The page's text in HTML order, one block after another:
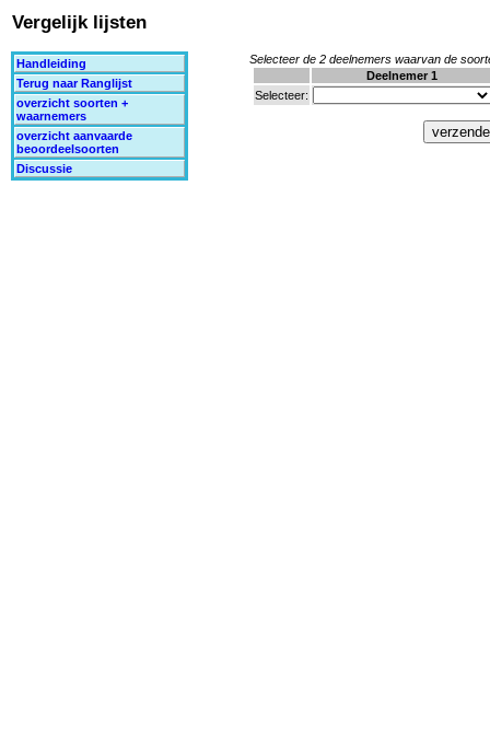
Vergelijk lijsten
Handleiding
Terug naar Ranglijst
overzicht soorten +
waarnemers
overzicht aanvaarde
beoordeelsoorten
Discussie
Selecteer de 2 deelnemers waarvan de
Deelnemer 1
Selecteer: